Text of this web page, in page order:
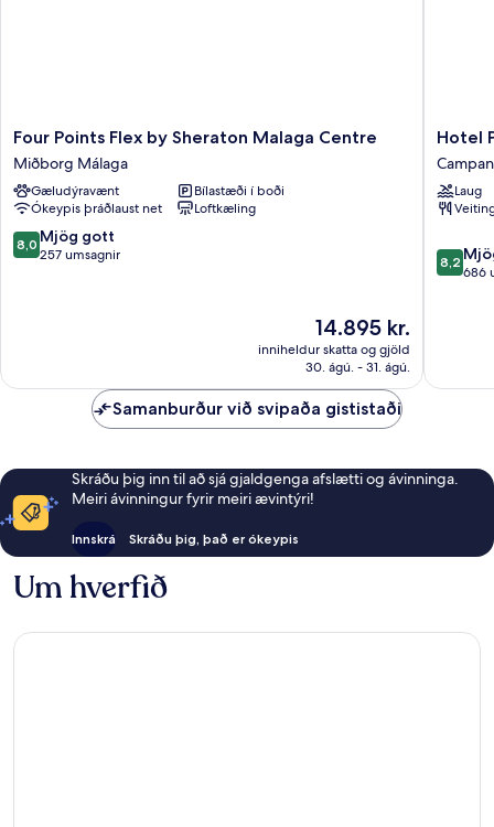
Four
Points
Flex
by
Sheraton
Malaga
Centre
Four Points Flex by Sheraton Malaga Centre
Miðborg Málaga
Gæludýravænt
Bílastæði í boði
Ókeypis þráðlaust net
Loftkæling
8.0
af
8,0 Mjög gott
257 umsagnir
Verðið
14.895 kr.
14.895 kr.
inniheldur skatta og gjöld
30. ágú. - 31. ágú.
Hotel
Posadas
de
España
Málaga
Hotel
Laug
8.2
af
8,2
686
Samanburður við svipaða gististaði
Skráðu þig inn til að sjá gjaldgenga afslætti og ávinninga.
Meiri ávinningur fyrir meiri ævintýri!
Innskrá Skráðu þig, það er ókeypis
Um hverfið